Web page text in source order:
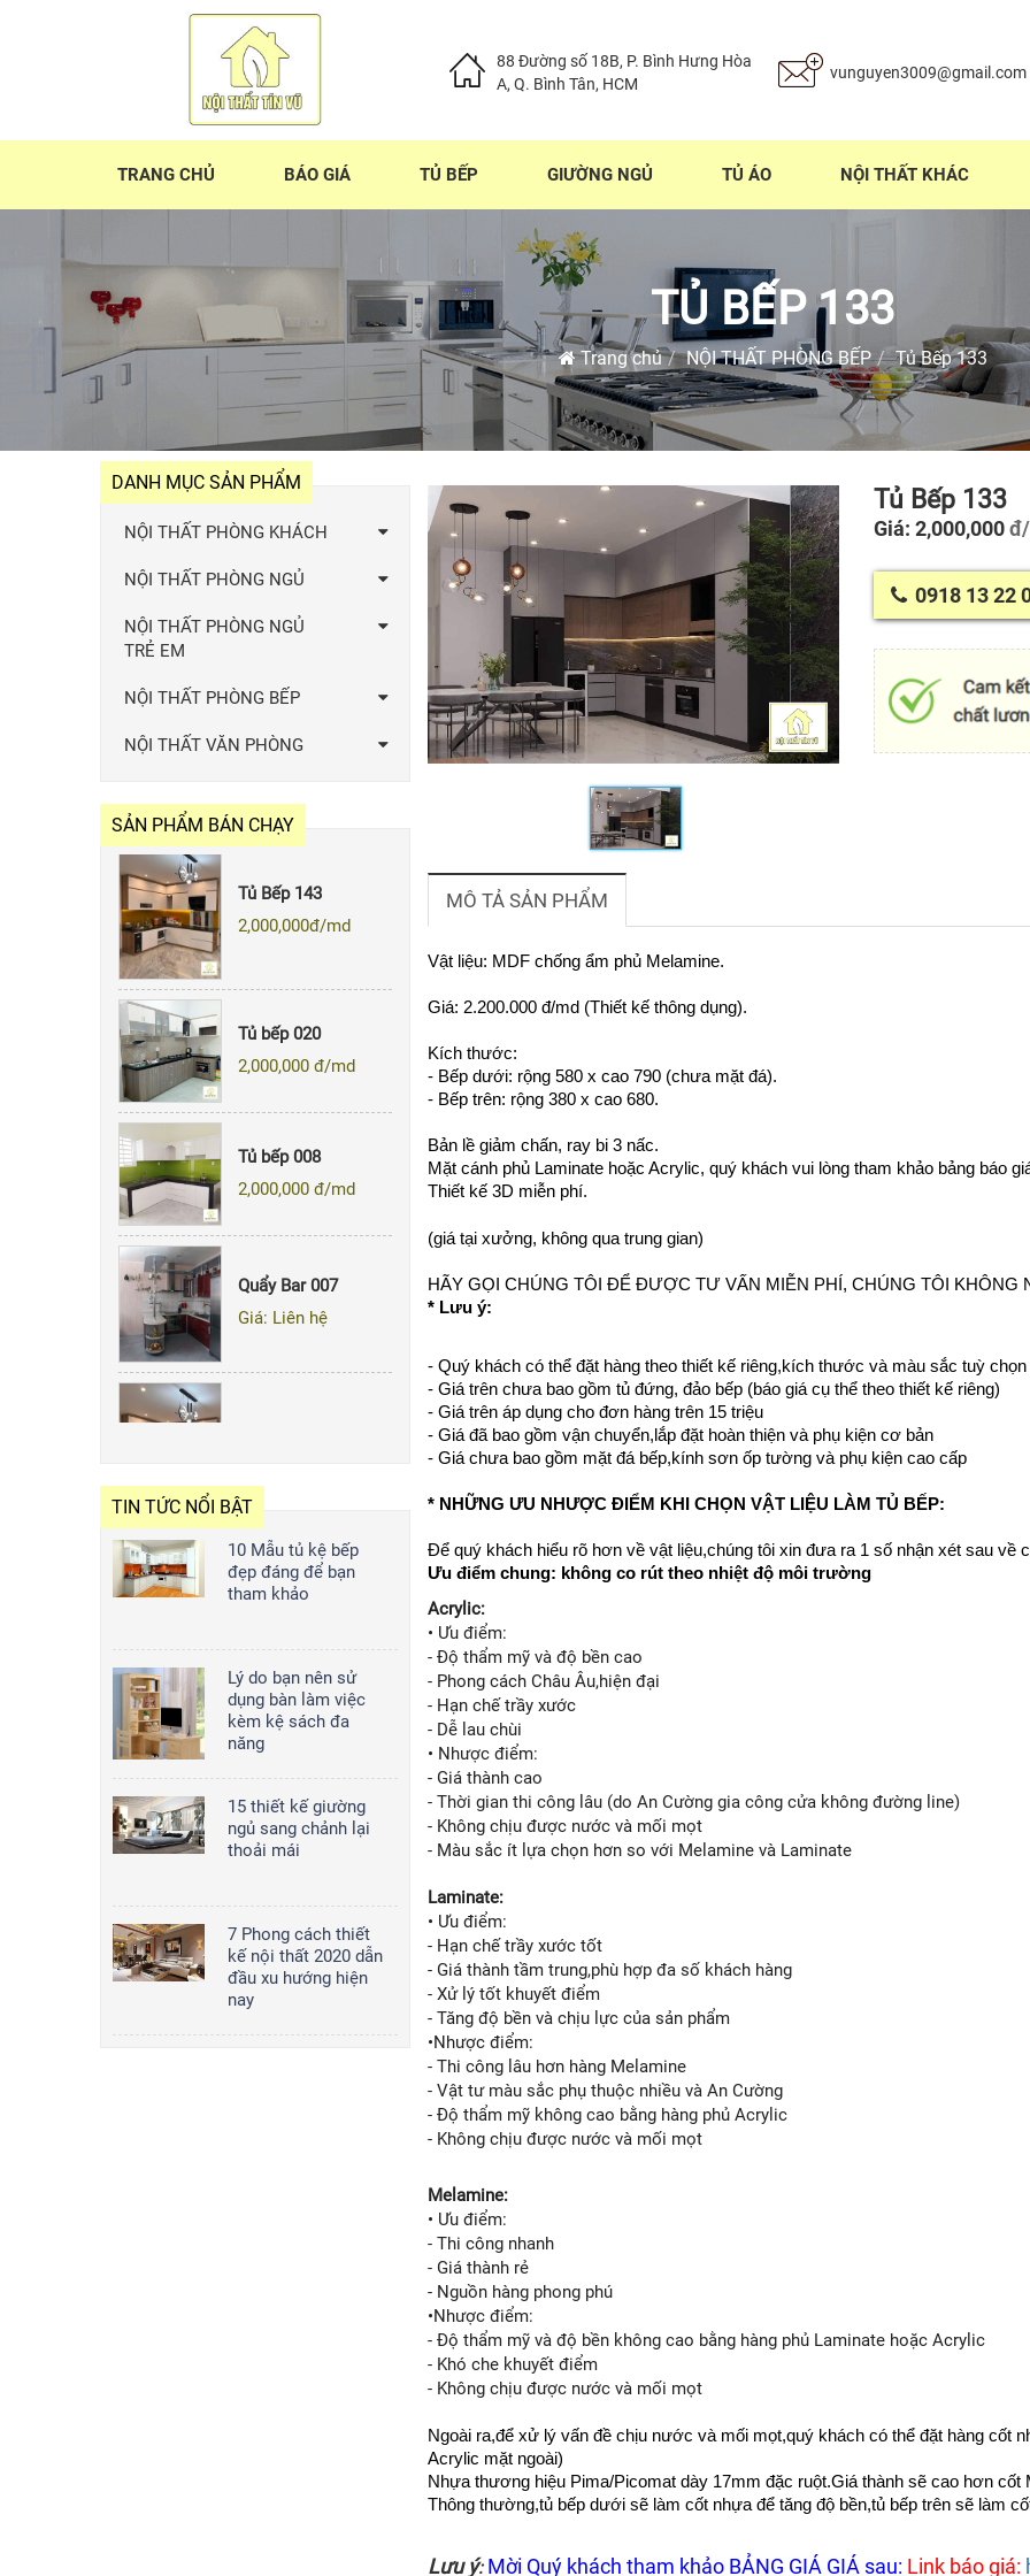
88 Đường số 18B, P. Bình Hưng Hòa
A, Q. Bình Tân, HCM
vunguyen3009@gmail.com
TRANG CHỦ BÁO GIÁ TỦ BẾP GIƯỜNG NGỦ TỦ ÁO NỘI THẤT KHÁC
TỦ BẾP 133
Trang chủ NỘI THẤT PHÒNG BẾP Tủ Bếp 133
Tủ Bếp 133
Giá: 2,000,000
0918 13 22
MÔ TẢ SẢN PHẨM
Vật liệu: MDF chống ẩm phủ Melamine.
Giá: 2.200.000 đ/md (Thiết kế thông dụng).
Kích thước:
- Bếp dưới: rộng 580 x cao 790 (chưa mặt đá).
- Bếp trên: rộng 380 x cao 680.
Bản lề giảm chấn, ray bi 3 nấc.
Mặt cánh phủ Laminate hoặc Acrylic, quý khách vui lòng tham khảo bảng báo
Thiết kế 3D miễn phí.
(giá tại xưởng, không qua trung gian)
HÃY GỌI CHÚNG TÔI ĐỂ ĐƯỢC TƯ VẤN MIỄN PHÍ, CHÚNG TÔI KHÔNG
* Lưu ý:
- Quý khách có thể đặt hàng theo thiết kế riêng,kích thước và màu sắc tuỳ chọn
- Giá trên chưa bao gồm tủ đứng, đảo bếp (báo giá cụ thể theo thiết kế riêng)
- Giá trên áp dụng cho đơn hàng trên 15 triệu
- Giá đã bao gồm vận chuyển,lắp đặt hoàn thiện và phụ kiện cơ bản
- Giá chưa bao gồm mặt đá bếp,kính sơn ốp tường và phụ kiện cao cấp
* NHỮNG ƯU NHƯỢC ĐIỂM KHI CHỌN VẬT LIỆU LÀM TỦ BẾP:
Để quý khách hiểu rõ hơn về vật liệu,chúng tôi xin đưa ra 1 số nhận xét sau về
Ưu điểm chung: không co rút theo nhiệt độ môi trường
Acrylic:
• Ưu điểm:
- Độ thẩm mỹ và độ bền cao
- Phong cách Châu Âu,hiện đại
- Hạn chế trầy xước
- Dễ lau chùi
• Nhược điểm:
- Giá thành cao
- Thời gian thi công lâu (do An Cường gia công cửa không đường line)
- Không chịu được nước và mối mọt
- Màu sắc ít lựa chọn hơn so với Melamine và Laminate
Laminate:
• Ưu điểm:
- Hạn chế trầy xước tốt
- Giá thành tầm trung,phù hợp đa số khách hàng
- Xử lý tốt khuyết điểm
- Tăng độ bền và chịu lực của sản phẩm
•Nhược điểm:
- Thi công lâu hơn hàng Melamine
- Vật tư màu sắc phụ thuộc nhiều và An Cường
- Độ thẩm mỹ không cao bằng hàng phủ Acrylic
- Không chịu được nước và mối mọt
Melamine:
• Ưu điểm:
- Thi công nhanh
- Giá thành rẻ
- Nguồn hàng phong phú
•Nhược điểm:
- Độ thẩm mỹ và độ bền không cao bằng hàng phủ Laminate hoặc Acrylic
- Khó che khuyết điểm
- Không chịu được nước và mối mọt
Ngoài ra,để xử lý vấn đề chịu nước và mối mọt,quý khách có thể đặt hàng cốt
Acrylic mặt ngoài)
Nhựa thương hiệu Pima/Picomat dày 17mm đặc ruột.Giá thành sẽ cao hơn cốt
Thông thường,tủ bếp dưới sẽ làm cốt nhựa để tăng độ bền,tủ bếp trên sẽ làm
Lưu ý: Mời Quý khách tham khảo BẢNG GIÁ GIÁ sau: Link báo giá:
DANH MỤC SẢN PHẨM
NỘI THẤT PHÒNG KHÁCH
NỘI THẤT PHÒNG NGỦ
NỘI THẤT PHÒNG NGỦ
TRẺ EM
NỘI THẤT PHÒNG BẾP
NỘI THẤT VĂN PHÒNG
SẢN PHẨM BÁN CHẠY
Giá: Liên hệ
2,000,000đ/md
2,000,000đ/md
2,000,000đ/md
Giá: Liên hệ
Tủ bếp 020
2,000,000đ/md
Tủ bếp 008
2,000,000đ/md
TIN TỨC NỔI BẬT
10 Mẫu tủ kệ bếp
đẹp đáng để bạn
tham khảo
Lý do bạn nên sử
dụng bàn làm việc
kèm kệ sách đa
năng
15 thiết kế giường
ngủ sang chảnh lại
thoải mái
7 Phong cách thiết
kế nội thất 2020 dẫn
đầu xu hướng hiện
nay